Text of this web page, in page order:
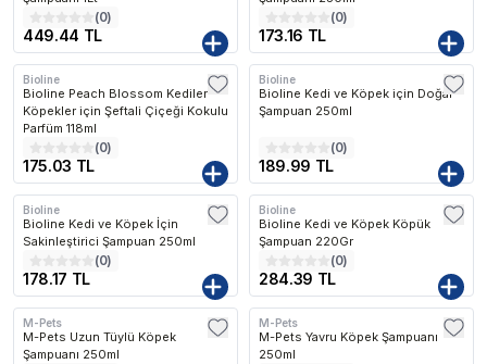
(0)
449.44 TL
(0)
173.16 TL
Bioline
Bioline Peach Blossom Kediler
Köpekler için Şeftali Çiçeği Kokulu
Parfüm 118ml
(0)
175.03 TL
Bioline
Bioline Kedi ve Köpek için Doğal
Şampuan 250ml
(0)
189.99 TL
Bioline
Bioline Kedi ve Köpek İçin
Sakinleştirici Şampuan 250ml
(0)
178.17 TL
Bioline
Bioline Kedi ve Köpek Köpük
Şampuan 220Gr
(0)
284.39 TL
M-Pets
M-Pets Uzun Tüylü Köpek
Şampuanı 250ml
M-Pets
M-Pets Yavru Köpek Şampuanı
250ml